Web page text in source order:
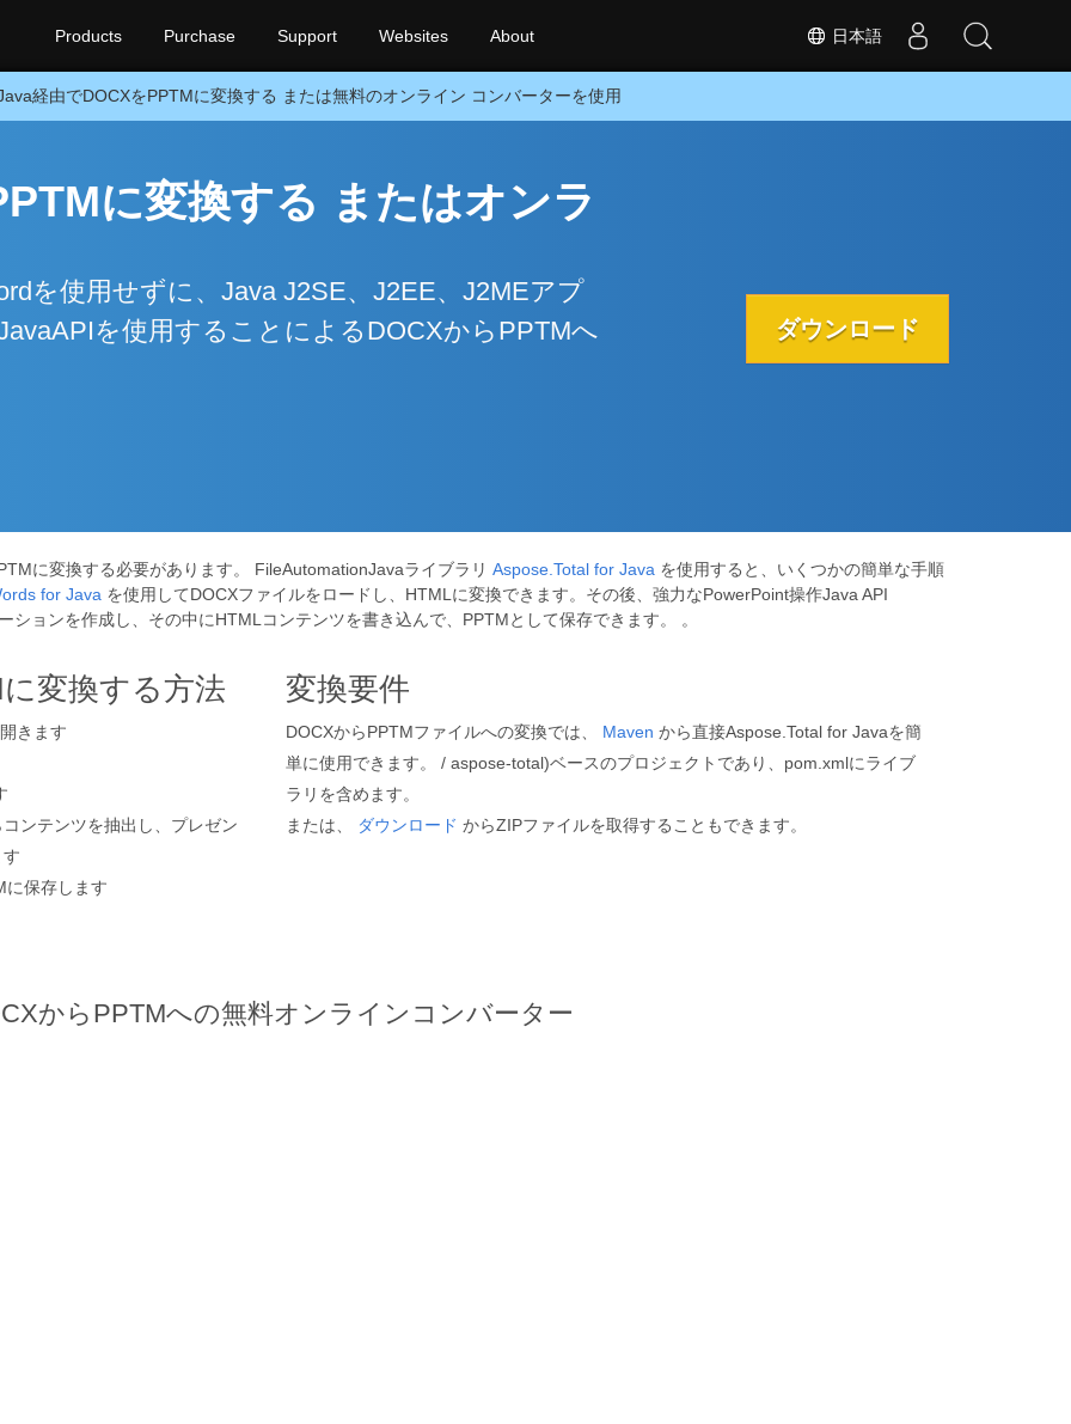
日本語
Products Purchase Support Websites About
経由でDOCXをPPTMに変換する または無料のオンライン コンバーターを使用
に変換する またはオンラ
を使用せずに、Java J2SE、J2EE、J2MEアプ
を使用することによるDOCXからPPTMへ
ダウンロード
に変換する必要があります。 FileAutomationJavaライブラリ Aspose.Total for Java を使用すると、いくつかの簡単な手順
for Java を使用してDOCXファイルをロードし、HTMLに変換できます。その後、強力なPowerPoint操作Java API
ョンを作成し、その中にHTMLコンテンツを書き込んで、PPTMとして保存できます。 。
変換する方法
きます
ンテンツを抽出し、プレゼン
保存します
変換要件
DOCXからPPTMファイルへの変換では、 Maven から直接Aspose.Total for Javaを簡
単に使用できます。 / aspose-total)ベースのプロジェクトであり、pom.xmlにライブ
ラリを含めます。
または、
ダウンロード からZIPファイルを取得することもできます。
からPPTMへの無料オンラインコンバーター